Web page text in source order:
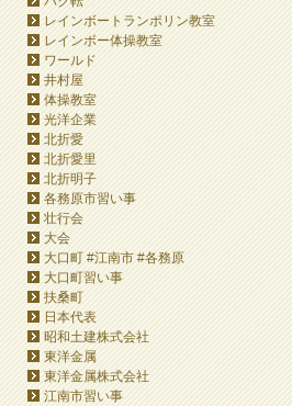
レインボートランポリン教室
レインボー体操教室
ワールド
井村屋
体操教室
光洋企業
北折愛
北折愛里
北折明子
各務原市習い事
壮行会
大会
大口町 #江南市 #各務原
大口町習い事
扶桑町
日本代表
昭和土建株式会社
東洋金属
東洋金属株式会社
江南市習い事